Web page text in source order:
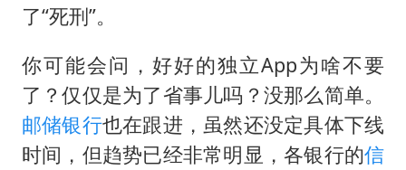
了“死刑”。
你可能会问，好好的独立App为啥不要
了？仅仅是为了省事儿吗？没那么简单。
邮储银行也在跟进，虽然还没定具体下线
时间，但趋势已经非常明显，各银行的信